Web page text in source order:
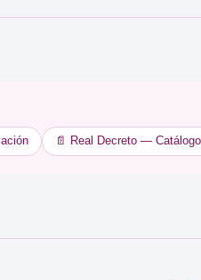
📄 Real Decreto —